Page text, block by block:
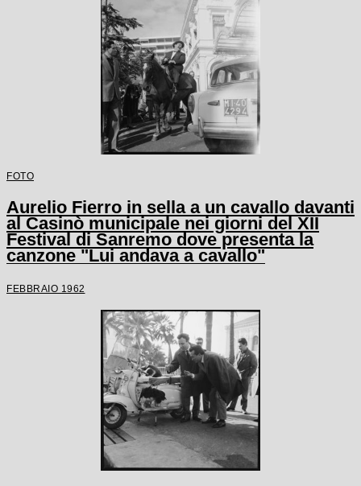
FOTO
Aurelio Fierro in sella a un cavallo davanti
al Casinò municipale nei giorni del XII
Festival di Sanremo dove presenta la
canzone "Lui andava a cavallo"
FEBBRAIO 1962